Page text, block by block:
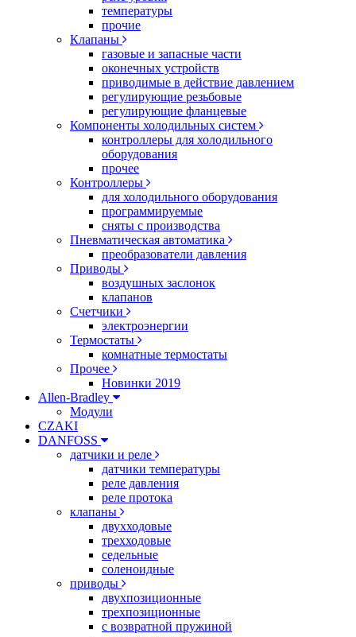
температуры
прочие
Клапаны
газовые и запасные части
оконечных устройств
приводимые в действие давлением
регулирующие резьбовые
регулирующие фланцевые
Компоненты холодильных систем
контроллеры для холодильного
оборудования
прочее
Контроллеры
для холодильного оборудования
программируемые
сняты с производства
Пневматическая автоматика
преобразователи давления
Приводы
воздушных заслонок
клапанов
Счетчики
электроэнергии
Термостаты
комнатные термостаты
Прочее
Новинки 2019
Allen-Bradley
Модули
CZAKI
DANFOSS
датчики и реле
датчики температуры
реле давления
реле протока
клапаны
двухходовые
трехходовые
седельные
соленоидные
приводы
двухпозиционные
трехпозиционные
с возвратной пружиной